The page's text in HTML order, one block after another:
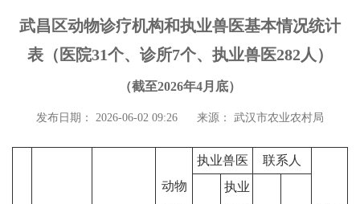
武昌区动物诊疗机构和执业兽医基本情况统计
表（医院31个、诊所7个、执业兽医282人）
（截至2026年4月底）
发布日期： 2026-06-02 09:26 来源： 武汉市农业农村局
动物
执业兽医 联系人
执业